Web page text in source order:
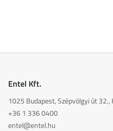
Entel Kft.
1025 Budapest, Szépvölgyi út 32.,
+36 1 336 0400
entel@entel.hu